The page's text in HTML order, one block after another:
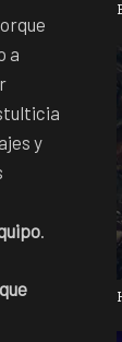
a
y
.